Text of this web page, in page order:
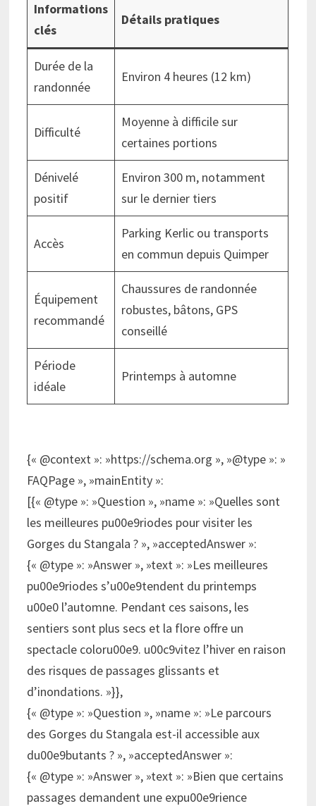
Informations
clés
Détails pratiques
Durée de la
randonnée
Environ 4 heures (12 km)
Difficulté
Moyenne à difficile sur
certaines portions
Dénivelé
positif
Environ 300 m, notamment
sur le dernier tiers
Accès
Parking Kerlic ou transports
en commun depuis Quimper
Équipement
recommandé
Chaussures de randonnée
robustes, bâtons, GPS
conseillé
Période
idéale
Printemps à automne
{« @context »: »https://schema.org », »@type »: »
FAQPage », »mainEntity »:
[{« @type »: »Question », »name »: »Quelles sont
les meilleures pu00e9riodes pour visiter les
Gorges du Stangala ? », »acceptedAnswer »:
{« @type »: »Answer », »text »: »Les meilleures
pu00e9riodes s’u00e9tendent du printemps
u00e0 l’automne. Pendant ces saisons, les
sentiers sont plus secs et la flore offre un
spectacle coloru00e9. u00c9vitez l’hiver en raison
des risques de passages glissants et
d’inondations. »}},
{« @type »: »Question », »name »: »Le parcours
des Gorges du Stangala est-il accessible aux
du00e9butants ? », »acceptedAnswer »:
{« @type »: »Answer », »text »: »Bien que certains
passages demandent une expu00e9rience